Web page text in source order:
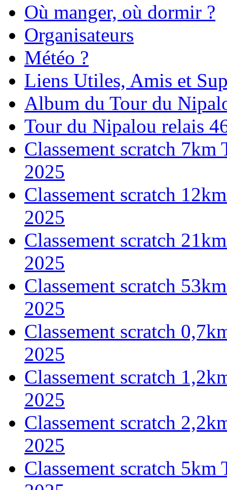
Où manger, où dormir ?
Organisateurs
Météo ?
Liens Utiles, Amis et
Album du Tour du
Tour du Nipalou relais
Classement scratch
2025
Classement scratch
2025
Classement scratch
2025
Classement scratch
2025
Classement scratch
2025
Classement scratch
2025
Classement scratch
2025
Classement scratch